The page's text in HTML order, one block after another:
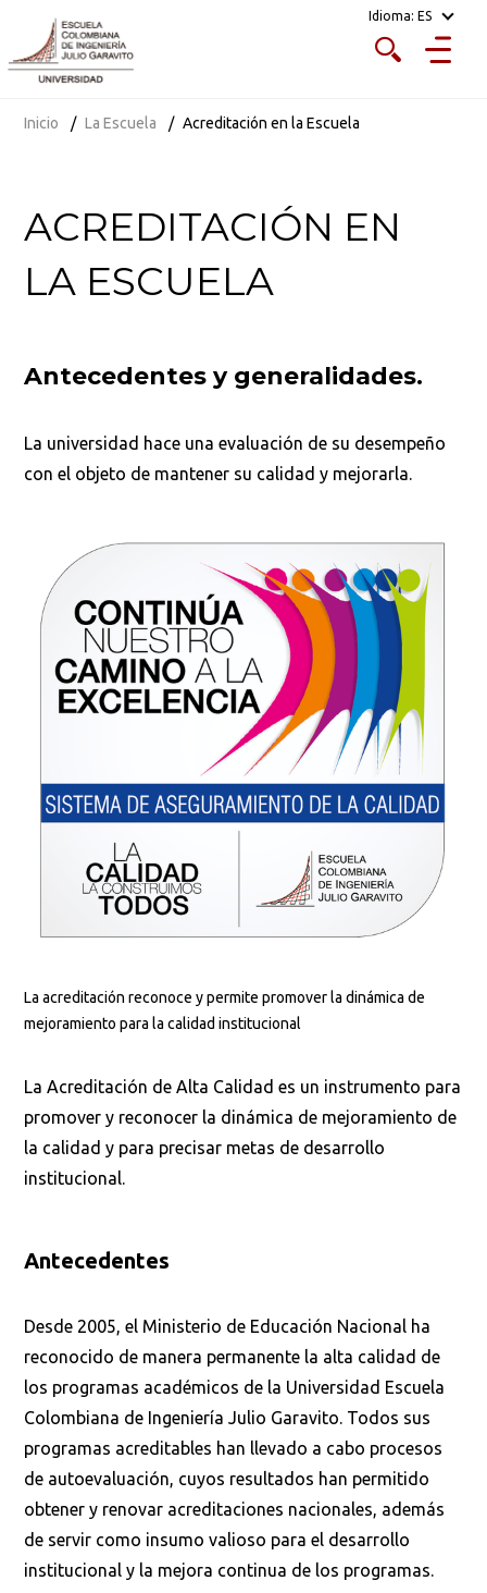
Idioma: ES
Inicio La Escuela Acreditación en la Escuela
ACREDITACIÓN EN
LA ESCUELA
Antecedentes y generalidades.
La universidad hace una evaluación de su desempeño
con el objeto de mantener su calidad y mejorarla.
La acreditación reconoce y permite promover la dinámica de
mejoramiento para la calidad institucional
La Acreditación de Alta Calidad es un instrumento para
promover y reconocer la dinámica de mejoramiento de
la calidad y para precisar metas de desarrollo
institucional.
Antecedentes
Desde 2005, el Ministerio de Educación Nacional ha
reconocido de manera permanente la alta calidad de
los programas académicos de la Universidad Escuela
Colombiana de Ingeniería Julio Garavito. Todos sus
programas acreditables han llevado a cabo procesos
de autoevaluación, cuyos resultados han permitido
obtener y renovar acreditaciones nacionales, además
de servir como insumo valioso para el desarrollo
institucional y la mejora continua de los programas.